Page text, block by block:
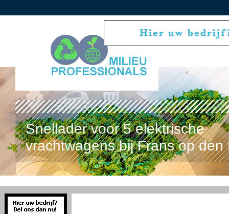
Snellader voor 5 elektrische
vrachtwagens bij Frans op den